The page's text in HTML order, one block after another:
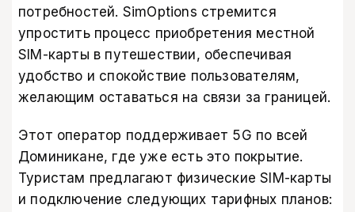
потребностей. SimOptions стремится
упростить процесс приобретения местной
SIM-карты в путешествии, обеспечивая
удобство и спокойствие пользователям,
желающим оставаться на связи за границей.
Этот оператор поддерживает 5G по всей
Доминикане, где уже есть это покрытие.
Туристам предлагают физические SIM-карты
и подключение следующих тарифных планов: